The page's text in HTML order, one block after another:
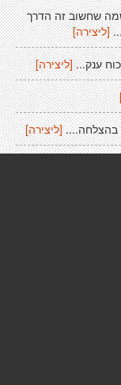
שחשוב זה הדרך
[ליצירה]
ענק... [ליצירה]
בהצלחה.... [ליצירה]